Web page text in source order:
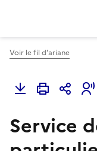
Voir le fil d'ariane
Service